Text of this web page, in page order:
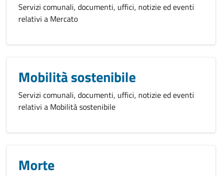
Servizi comunali, documenti, uffici, notizie ed eventi
relativi a Mercato
Mobilità sostenibile
Servizi comunali, documenti, uffici, notizie ed eventi
relativi a Mobilità sostenibile
Morte